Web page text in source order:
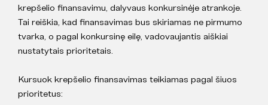
krepšelio finansavimu, dalyvaus konkursinėje atrankoje.
Tai reiškia, kad finansavimas bus skiriamas ne pirmumo
tvarka, o pagal konkursinę eilę, vadovaujantis aiškiai
nustatytais prioritetais.
Kursuok krepšelio finansavimas teikiamas pagal šiuos
prioritetus: